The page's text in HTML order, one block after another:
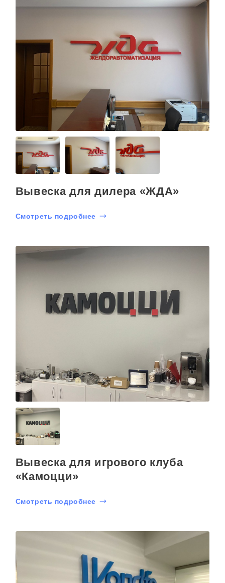
Вывеска для дилера «ЖДА»
Смотреть подробнее
Вывеска для игрового клуба
«Камоцци»
Смотреть подробнее